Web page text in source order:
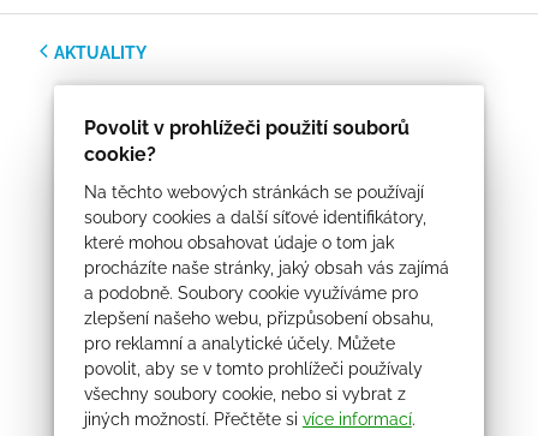
Povolit v prohlížeči použití souborů
cookie?
Na těchto webových stránkách se používají
soubory cookies a další síťové identifikátory,
které mohou obsahovat údaje o tom jak
procházíte naše stránky, jaký obsah vás zajímá
a podobně. Soubory cookie využíváme pro
zlepšení našeho webu, přizpůsobení obsahu,
pro reklamní a analytické účely. Můžete
povolit, aby se v tomto prohlížeči používaly
všechny soubory cookie, nebo si vybrat z
jiných možností. Přečtěte si více informací.
AKTUALITY